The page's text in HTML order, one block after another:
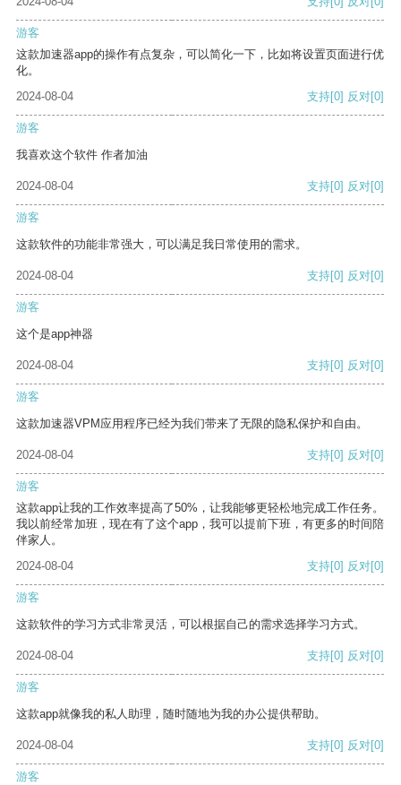
游客
这款加速器app的操作有点复杂，可以简化一下，比如将设置页面进行优
化。
2024-08-04
支持[0] 反对[0]
游客
我喜欢这个软件 作者加油
2024-08-04 支持[0] 反对[0]
游客
这款软件的功能非常强大，可以满足我日常使用的需求。
2024-08-04 支持[0] 反对[0]
游客
这个是app神器
2024-08-04 支持[0] 反对[0]
游客
这款加速器VPM应用程序已经为我们带来了无限的隐私保护和自由。
2024-08-04 支持[0] 反对[0]
游客
这款app让我的工作效率提高了50%，让我能够更轻松地完成工作任务。
我以前经常加班，现在有了这个app，我可以提前下班，有更多的时间陪
伴家人。
2024-08-04
支持[0] 反对[0]
游客
这款软件的学习方式非常灵活，可以根据自己的需求选择学习方式。
2024-08-04 支持[0] 反对[0]
游客
这款app就像我的私人助理，随时随地为我的办公提供帮助。
2024-08-04 支持[0] 反对[0]
游客